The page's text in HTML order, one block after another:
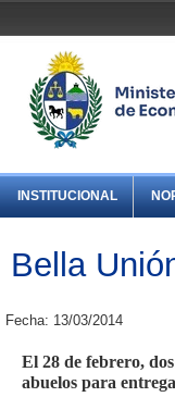
INSTITUCIONAL
Bella
Fecha: 13/03/2014
El 28 de febrero,
abuelos para